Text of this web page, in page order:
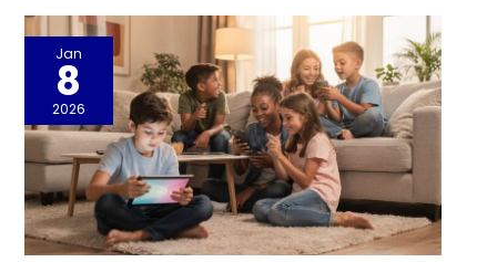
Jan
8
2026